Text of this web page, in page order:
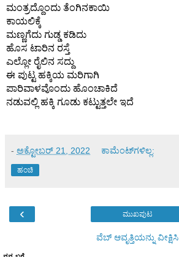
ಮಂತ್ರದ್ದೊಂದು ತೆಂಗಿನಕಾಯಿ
ಕಾಯಲಿಕ್ಕೆ
ಮಣ್ಣಗೆದು ಗುಡ್ಡ ಕಡಿದು
ಹೊಸ ಟಾರಿನ ರಸ್ತೆ
ಎಲ್ಲೋ ರೈಲಿನ ಸದ್ದು
ಈ ಪುಟ್ಟ ಹಕ್ಕಿಯ ಮರಿಗಾಗಿ
ಪಾರಿವಾಳವೊಂದು ಹೊಂಚಾಕಿದೆ
ನಡುವಲ್ಲಿ ಹಕ್ಕಿ ಗೂಡು ಕಟ್ಟುತ್ತಲೇ ಇದೆ
- ಅಕ್ಟೋಬರ್ 21, 2022 ಕಾಮೆಂಟ್‌ಗಳಿಲ್ಲ:
ಹಂಚಿ
‹ ಮುಖಪುಟ
ವೆಬ್‌ ಆವೃತ್ತಿಯನ್ನು ವೀಕ್ಷಿಸಿ